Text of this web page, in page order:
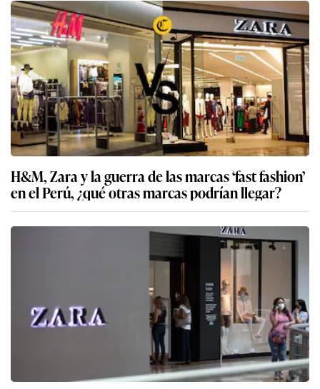
H&M, Zara y la guerra de las marcas ‘fast fashion’
en el Perú, ¿qué otras marcas podrían llegar?